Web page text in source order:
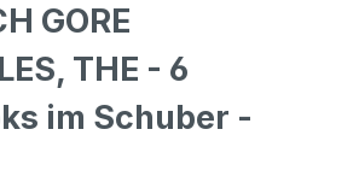
GORE
THE - 6
im Schuber -